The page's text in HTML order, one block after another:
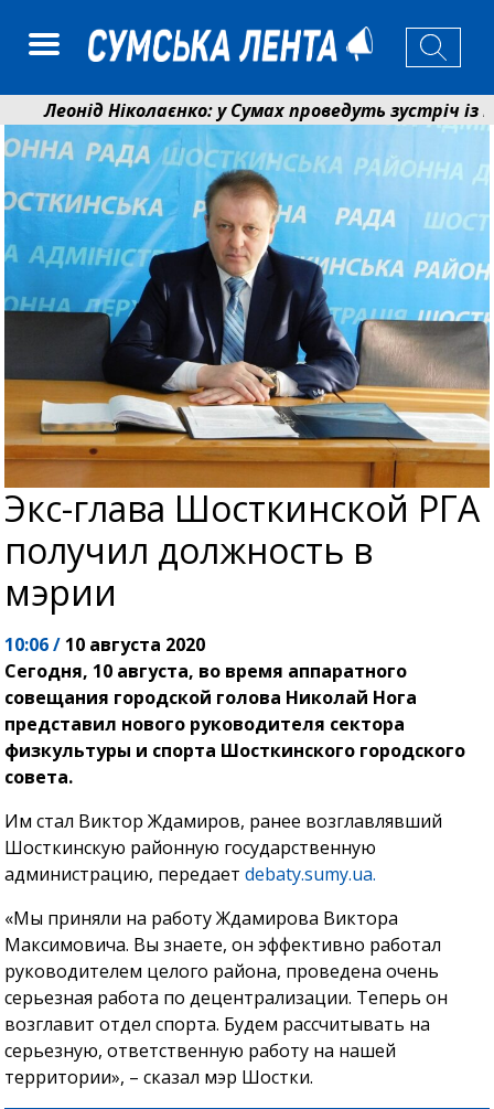
Леонід Ніколаєнко: у Сумах проведуть зустріч із
Лікарня Святого Пантелеймона отримала апарат
Экс-глава Шосткинской РГА
получил должность в
мэрии
10:06 / 10 августа 2020
Сегодня, 10 августа, во время аппаратного
совещания городской голова Николай Нога
представил нового руководителя сектора
физкультуры и спорта Шосткинского городского
совета.
Им стал Виктор Ждамиров, ранее возглавлявший
Шосткинскую районную государственную
администрацию, передаетdebaty.sumy.ua.
«Мы приняли на работу Ждамирова Виктора
Максимовича. Вы знаете, он эффективно работал
руководителем целого района, проведена очень
серьезная работа по децентрализации. Теперь он
возглавит отдел спорта. Будем рассчитывать на
серьезную, ответственную работу на нашей
территории», – сказал мэр Шостки.